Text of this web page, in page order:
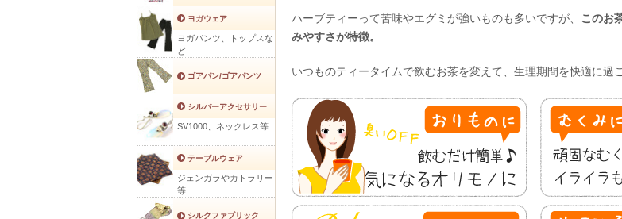
ハーブティーって苦味やエグミが強いものも多いですが、 このお
みやすさが特徴。
いつものティータイムで飲むお茶を変えて、生理期間を快適に過
ヨガウェア
ヨガパンツ、トップスな
ど
ゴアパン/ゴアパンツ
シルバーアクセサリー
SV1000、ネックレス等
テーブルウェア
ジェンガラやカトラリー
等
シルクファブリック